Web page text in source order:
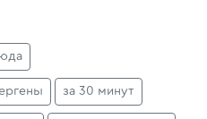
за 30 минут